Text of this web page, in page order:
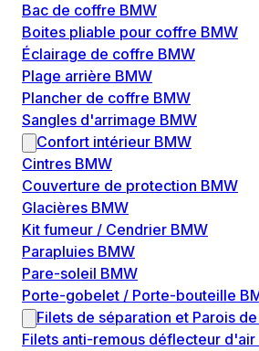
Bac de coffre BMW
Boites pliable pour coffre BMW
Éclairage de coffre BMW
Plage arrière BMW
Plancher de coffre BMW
Sangles d'arrimage BMW
Confort intérieur BMW
Cintres BMW
Couverture de protection BMW
Glacières BMW
Kit fumeur / Cendrier BMW
Parapluies BMW
Pare-soleil BMW
Porte-gobelet / Porte-bouteille
Filets de séparation et Parois
Filets anti-remous déflecteur d'air